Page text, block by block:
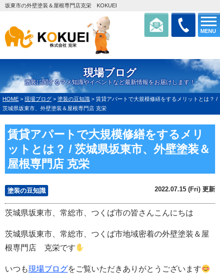
MENU
坂東市の外壁塗装＆屋根専門店克栄 KOKUEI
現場ブログ
塗装に関するマメ知識やイベントなど最新情報をお届けします！
HOME > 現場ブログ > 塗装の豆知識 > 賃貸アパートで大規模修繕をするメリットとは？ /
茨城県坂東市、外壁塗装＆屋根専門店 克栄
賃貸アパートで大規模修繕をするメリ
ットとは？ / 茨城県坂東市、外壁塗装＆
屋根専門店 克栄
塗装の豆知識 2022.07.15 (Fri) 更新
茨城県坂東市、常総市、つくば市の皆さんこんにちは
茨城県坂東市、常総市、つくば市地域密着の外壁塗装＆屋
根専門店 克栄です
いつも現場ブログをご覧いただきありがとうございます